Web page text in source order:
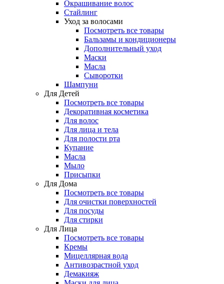
Окрашивание волос
Стайлинг
Уход за волосами
Посмотреть все товары
Бальзамы и кондиционеры
Дополнительный уход
Маски
Масла
Сыворотки
Шампуни
Для Детей
Посмотреть все товары
Декоративная косметика
Для волос
Для лица и тела
Для полости рта
Купание
Масла
Мыло
Присыпки
Для Дома
Посмотреть все товары
Для очистки поверхностей
Для посуды
Для стирки
Для Лица
Посмотреть все товары
Кремы
Мицеллярная вода
Антивозрастной уход
Демакияж